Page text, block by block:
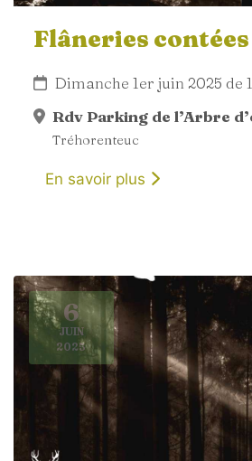
Flâneries contées
Dimanche 1er juin 2025 de
Rdv Parking de l’Arbre
Tréhorenteuc
En savoir plus
6
JUIN
2025